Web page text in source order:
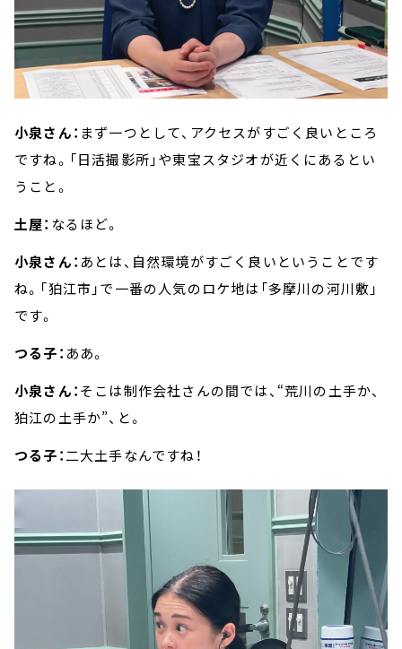
小泉さん： まず一つとして、アクセスがすごく良いところ
ですね。「日活撮影所」や東宝スタジオが近くにあるとい
うこと。
土屋： なるほど。
小泉さん： あとは、自然環境がすごく良いということです
ね。「狛江市」で一番の人気のロケ地は「多摩川の河川敷」
です。
つる子： ああ。
小泉さん：そこは制作会社さんの間では、“荒川の土手か、
狛江の土手か”、と。
つる子：二大土手なんですね！